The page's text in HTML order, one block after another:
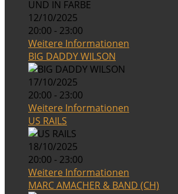
12/10/2025
20:00 - 23:00
Weitere Informationen
BIG DADDY WILSON
17/10/2025
20:00 - 23:00
Weitere Informationen
US RAILS
18/10/2025
20:00 - 23:00
Weitere Informationen
MARC AMACHER & BAND (CH)